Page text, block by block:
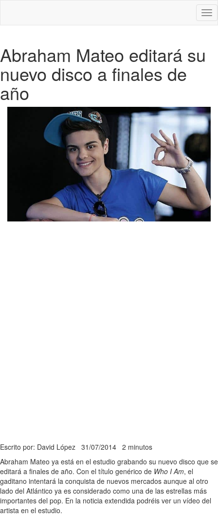
Abraham Mateo editará su
nuevo disco a finales de
año
Escrito por: David López 31/07/2014 2 minutos
Abraham Mateo ya está en el estudio grabando su nuevo disco que se
editará a finales de año. Con el título genérico de Who I Am, el
gaditano intentará la conquista de nuevos mercados aunque al otro
lado del Atlántico ya es considerado como una de las estrellas más
importantes del pop. En la noticia extendida podréis ver un vídeo del
artista en el estudio.